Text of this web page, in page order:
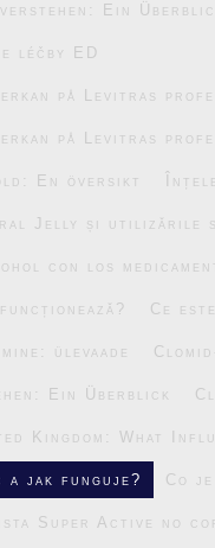
Ein
léčby ED
på Levitras
på Levitras
En översikt
Jelly și utilizările
con los
Ce
ülevaade
Ein Überblick
Kingdom: What
a jak funguje? Co
Super Active no